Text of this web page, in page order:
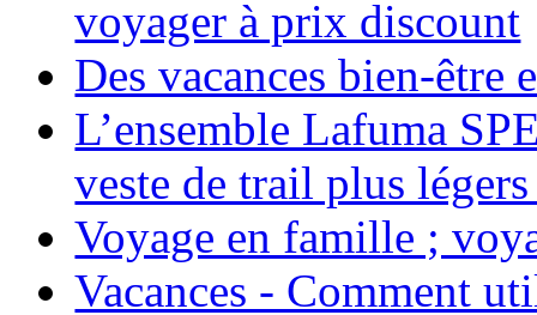
voyager à prix discount
Des vacances bien-être
L’ensemble Lafuma
veste de trail plus
Voyage en famille ;
Vacances - Comment